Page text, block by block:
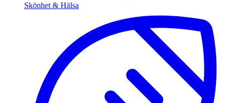
Skönhet & Hälsa